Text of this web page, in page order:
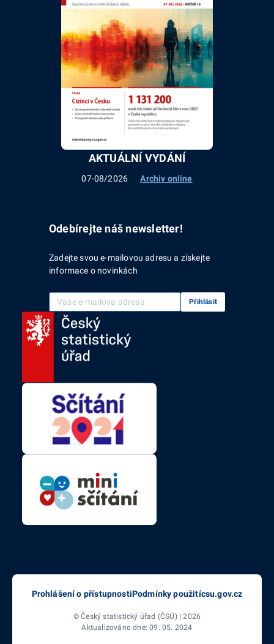
AKTUÁLNÍ VYDÁNÍ
07-08/2026 Archiv online
Odebírejte náš newsletter!
Zadejte svou e-mailovou adresu a získejte
informace o novinkách
Vaše e-mailová adresa Přihlásit
Prohlášení o přístupnostiPodmínky použitícsu.gov.cz
© Český statistický úřad (ČSÚ) | 2026
Aktualizováno dne: 09. 05. 2024